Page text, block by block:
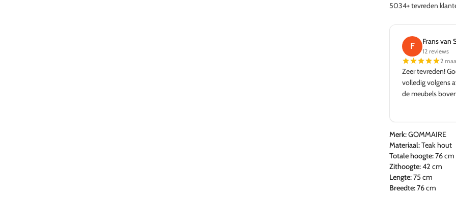
5034+ tevreden
R Rick de
3 reviews
3
Prachtige winkel
en mooi aanbod.
decoratie en
Merk:GOMMAIRE
Materiaal:Teak hout
Totale hoogte:76 cm
Zithoogte:42 cm
Lengte:75 cm
Breedte:76 cm